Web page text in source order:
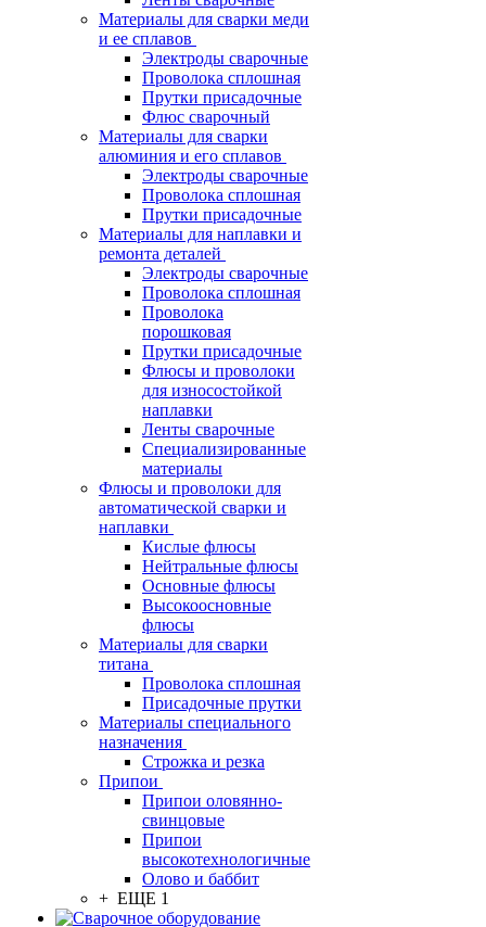
Материалы для сварки меди
и ее сплавов
Электроды сварочные
Проволока сплошная
Прутки присадочные
Флюс сварочный
Материалы для сварки
алюминия и его сплавов
Электроды сварочные
Проволока сплошная
Прутки присадочные
Материалы для наплавки и
ремонта деталей
Электроды сварочные
Проволока сплошная
Проволока
порошковая
Прутки присадочные
Флюсы и проволоки
для износостойкой
наплавки
Ленты сварочные
Специализированные
материалы
Флюсы и проволоки для
автоматической сварки и
наплавки
Кислые флюсы
Нейтральные флюсы
Основные флюсы
Высокоосновные
флюсы
Материалы для сварки
титана
Проволока сплошная
Присадочные прутки
Материалы специального
назначения
Строжка и резка
Припои
Припои оловянно-
свинцовые
Припои
высокотехнологичные
Олово и баббит
+ ЕЩЕ 1